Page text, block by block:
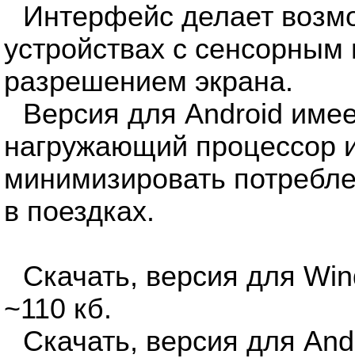
Интерфейс делает
устройствах с
разрешением экрана.
Версия для Android
нагружающий процессор
минимизировать
в поездках.
Скачать, версия для
~110 кб.
Скачать, версия для